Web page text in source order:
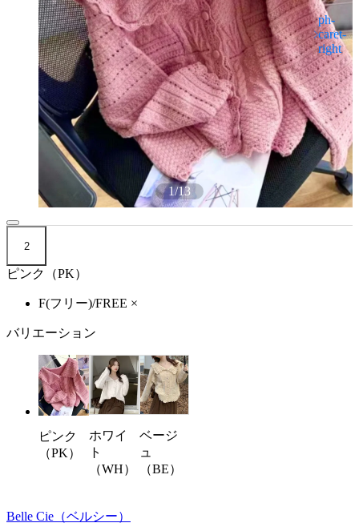
1/13
2
ピンク（PK）
F(フリー)/FREE ×
バリエーション
ピンク
（PK）
ホワイ
ト
（WH）
ベージ
ュ
（BE）
Belle Cie （ベルシー）